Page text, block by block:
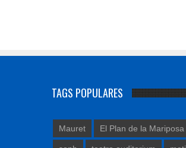
TAGS POPULARES
Mauret El Plan de la Mariposa